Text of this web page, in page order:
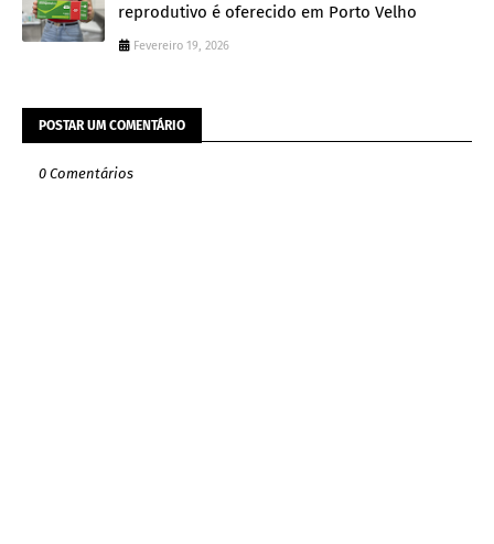
reprodutivo é oferecido em Porto Velho
Fevereiro 19, 2026
POSTAR UM COMENTÁRIO
0 Comentários